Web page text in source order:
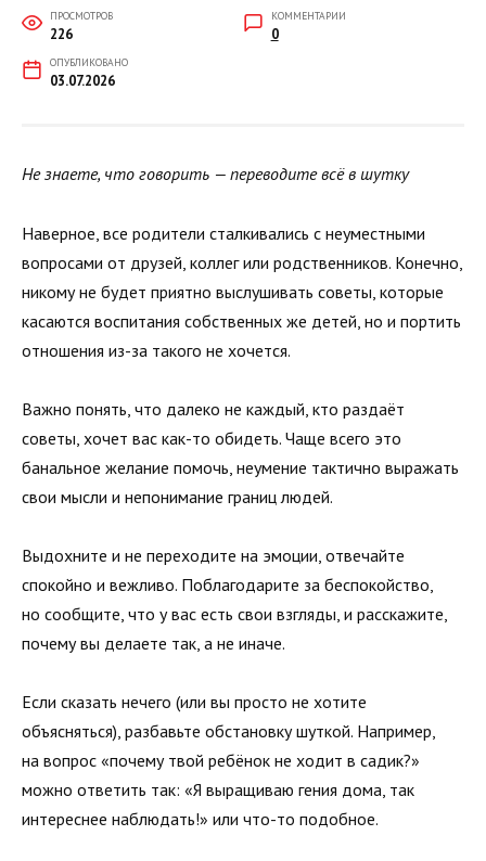
ПРОСМОТРОВ
226
КОММЕНТАРИИ
0
ОПУБЛИКОВАНО
03.07.2026
Не знаете, что говорить — переводите всё в шутку
Наверное, все родители сталкивались с неуместными
вопросами от друзей, коллег или родственников. Конечно,
никому не будет приятно выслушивать советы, которые
касаются воспитания собственных же детей, но и портить
отношения из-за такого не хочется.
Важно понять, что далеко не каждый, кто раздаёт
советы, хочет вас как-то обидеть. Чаще всего это
банальное желание помочь, неумение тактично выражать
свои мысли и непонимание границ людей.
Выдохните и не переходите на эмоции, отвечайте
спокойно и вежливо. Поблагодарите за беспокойство,
но сообщите, что у вас есть свои взгляды, и расскажите,
почему вы делаете так, а не иначе.
Если сказать нечего (или вы просто не хотите
объясняться), разбавьте обстановку шуткой. Например,
на вопрос «почему твой ребёнок не ходит в садик?»
можно ответить так: «Я выращиваю гения дома, так
интереснее наблюдать!» или что-то подобное.